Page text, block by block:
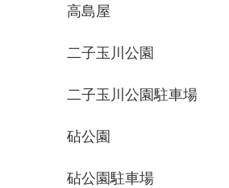
高島屋
二子玉川公園
二子玉川公園駐車場
砧公園
砧公園駐車場